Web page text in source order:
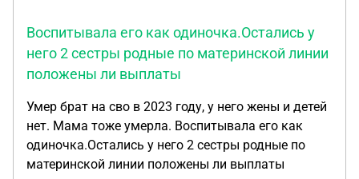
Воспитывала его как одиночка.Остались у
него 2 сестры родные по материнской линии
положены ли выплаты
Умер брат на сво в 2023 году, у него жены и детей
нет. Мама тоже умерла. Воспитывала его как
одиночка.Остались у него 2 сестры родные по
материнской линии положены ли выплаты